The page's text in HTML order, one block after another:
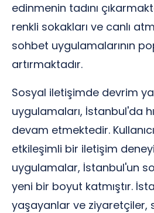
edinmenin tadını
renkli sokakları ve canlı
sohbet uygulamalarının
artırmaktadır.
Sosyal iletişimde devrim
uygulamaları, İstanbul'da
devam etmektedir.
etkileşimli bir iletişim
uygulamalar, İstanbul'un
yeni bir boyut katmıştır.
yaşayanlar ve ziyaretçiler,